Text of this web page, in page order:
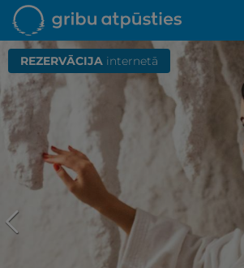
REZERVĀCIJA internetā
Iepatikās šis
Līdz brīnišķīgai atpūtai atlikuši
PĒRKU